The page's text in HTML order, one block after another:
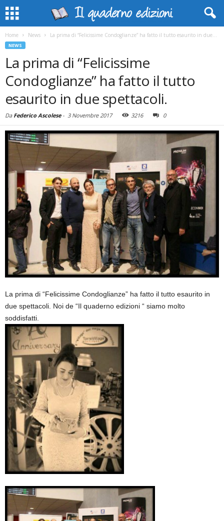
Home News La prima di “Felicissime Condoglianze” ha fatto il tutto esaurito in due...
NEWS
La prima di “Felicissime
Condoglianze” ha fatto il tutto
esaurito in due spettacoli.
Da Federico Ascolese- 3 Novembre 2017 3216 0
La prima di “Felicissime Condoglianze” ha fatto il tutto esaurito in
due spettacoli. Noi de “Il quaderno edizioni “ siamo molto
soddisfatti.